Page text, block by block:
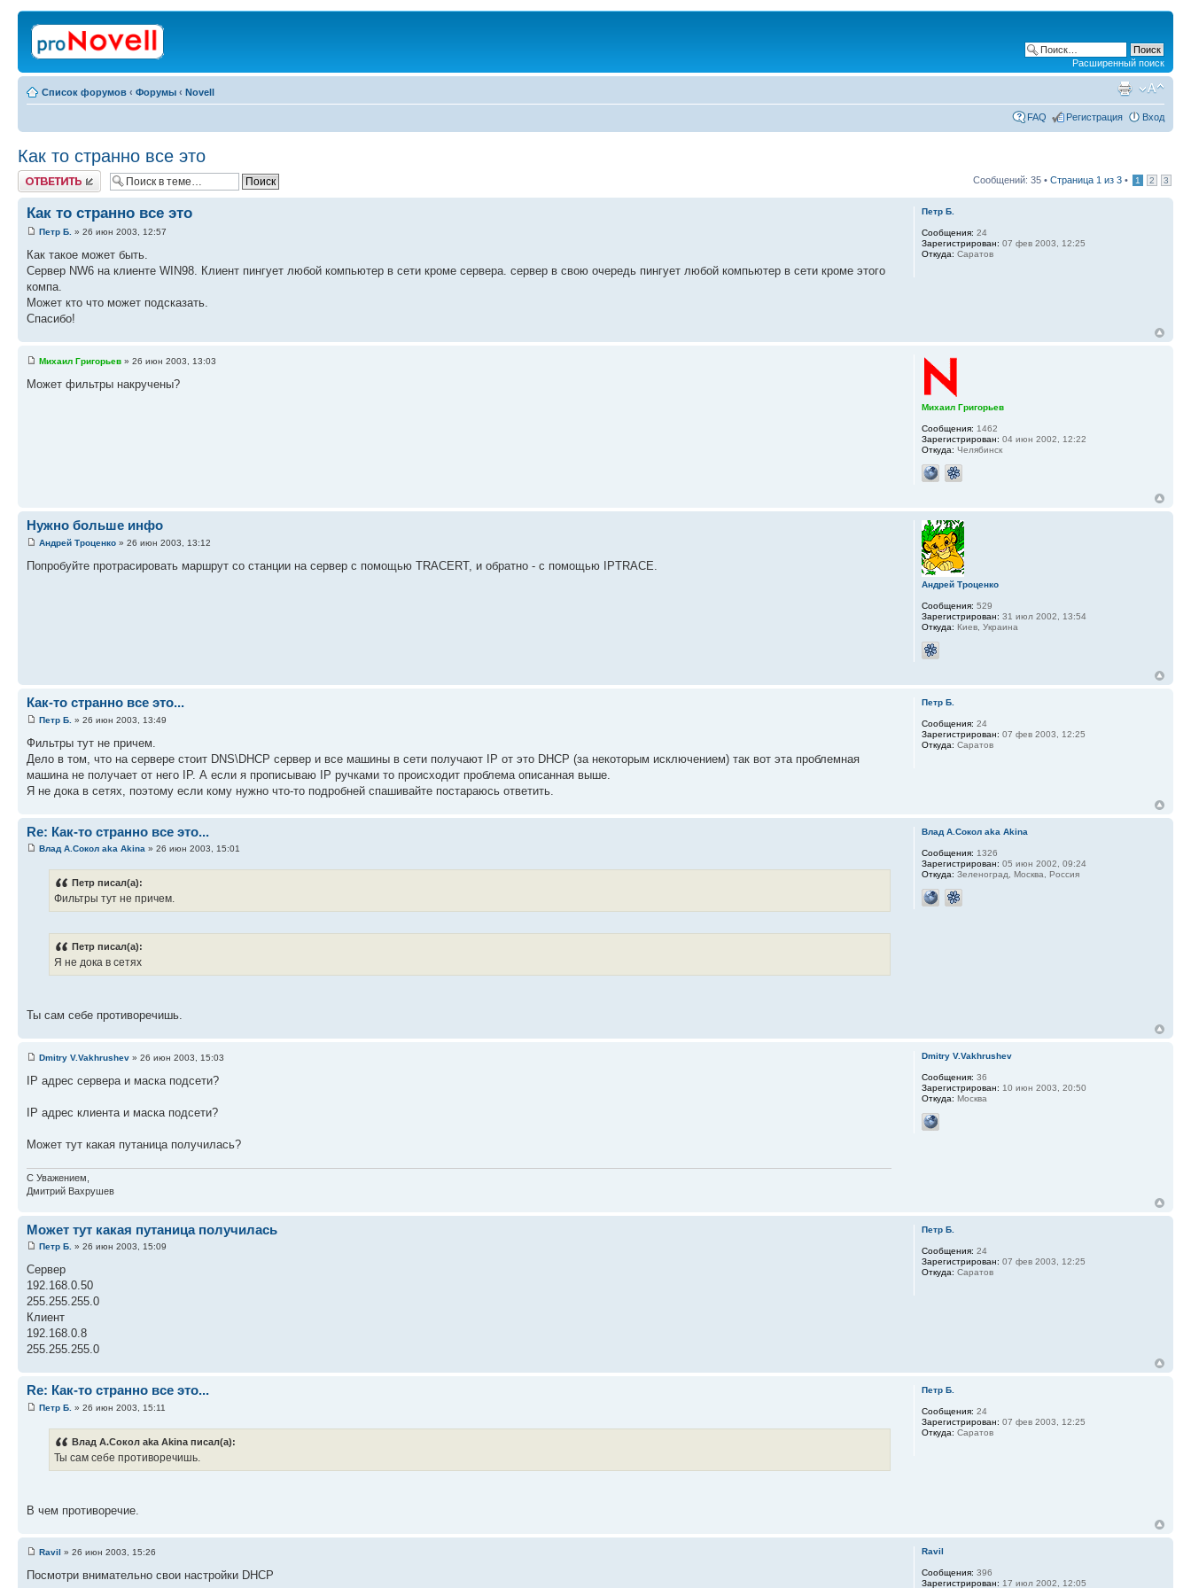
Расширенный поиск
Список форумов ‹ Форумы ‹ Novell
FAQ Регистрация Вход
Как то странно все это
Ответить Сообщений: 35 • Страница 1 из 3 • 1 2 3
Как то странно все это
Петр Б. » 26 июн 2003, 12:57
Как такое может быть.
Сервер NW6 на клиенте WIN98. Клиент пингует любой компьютер в сети кроме сервера. сервер в свою очередь пингует любой компьютер в сети кроме этого
компа.
Может кто что может подсказать.
Спасибо!
Петр Б.
Сообщения: 24
Зарегистрирован: 07 фев 2003, 12:25
Откуда: Саратов
Михаил Григорьев » 26 июн 2003, 13:03
Может фильтры накручены?
Михаил Григорьев
Сообщения: 1462
Зарегистрирован: 04 июн 2002, 12:22
Откуда: Челябинск
Нужно больше инфо
Андрей Троценко » 26 июн 2003, 13:12
Попробуйте протрасировать маршрут со станции на сервер с помощью TRACERT, и обратно - с помощью IPTRACE.
Андрей Троценко
Сообщения: 529
Зарегистрирован: 31 июл 2002, 13:54
Откуда: Киев, Украина
Как-то странно все это...
Петр Б. » 26 июн 2003, 13:49
Фильтры тут не причем.
Дело в том, что на сервере стоит DNS\DHCP сервер и все машины в сети получают IP от это DHCP (за некоторым исключением) так вот эта проблемная
машина не получает от него IP. А если я прописываю IP ручками то происходит проблема описанная выше.
Я не дока в сетях, поэтому если кому нужно что-то подробней спашивайте постараюсь ответить.
Петр Б.
Сообщения: 24
Зарегистрирован: 07 фев 2003, 12:25
Откуда: Саратов
Re: Как-то странно все это...
Влад А.Сокол aka Akina » 26 июн 2003, 15:01
Петр писал(а):
Фильтры тут не причем.
Петр писал(а):
Я не дока в сетях
Ты сам себе противоречишь.
Влад А.Сокол aka Akina
Сообщения: 1326
Зарегистрирован: 05 июн 2002, 09:24
Откуда: Зеленоград, Москва, Россия
Dmitry V.Vakhrushev » 26 июн 2003, 15:03
IP адрес сервера и маска подсети?
IP адрес клиента и маска подсети?
Может тут какая путаница получилась?
С Уважением,
Дмитрий Вахрушев
Dmitry V.Vakhrushev
Сообщения: 36
Зарегистрирован: 10 июн 2003, 20:50
Откуда: Москва
Может тут какая путаница получилась
Петр Б. » 26 июн 2003, 15:09
Сервер
192.168.0.50
255.255.255.0
Клиент
192.168.0.8
255.255.255.0
Петр Б.
Сообщения: 24
Зарегистрирован: 07 фев 2003, 12:25
Откуда: Саратов
Re: Как-то странно все это...
Петр Б. » 26 июн 2003, 15:11
Влад А.Сокол aka Akina писал(а):
Ты сам себе противоречишь.
В чем противоречие.
Петр Б.
Сообщения: 24
Зарегистрирован: 07 фев 2003, 12:25
Откуда: Саратов
Ravil » 26 июн 2003, 15:26
Посмотри внимательно свои настройки DHCP
Ravil
Сообщения: 396
Зарегистрирован: 17 июл 2002, 12:05